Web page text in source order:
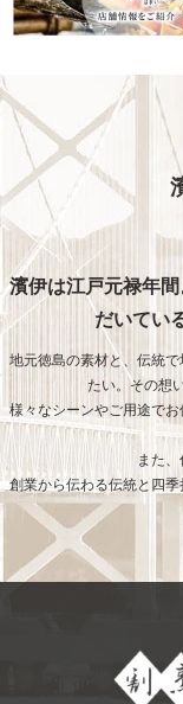
濱伊は江戸元禄年
だいてい
地元徳島の素材と、伝統
たい。その想
様々なシーンやご用途で
また
創業から伝わる伝統と四